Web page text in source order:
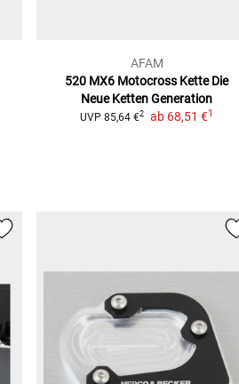
AFAM
520 MX6 Motocross Kette Die
Neue Ketten Generation
UVP 85,64 €2 ab 68,51 €1